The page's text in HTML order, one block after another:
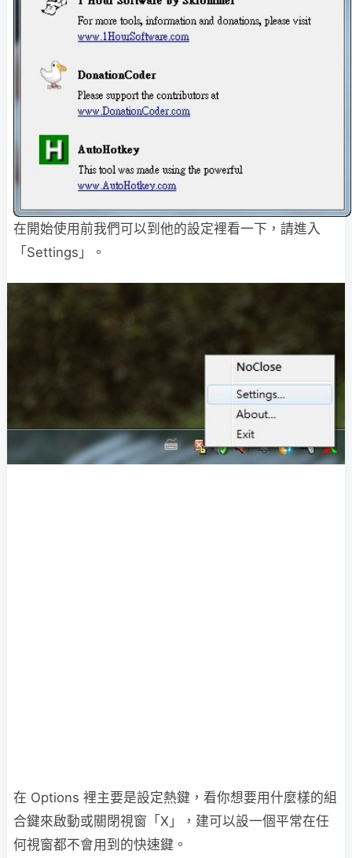
在開始使用前我們可以到他的設定裡看一下，請進入
「Settings」。
在 Options 裡主要是設定熱鍵，看你想要用什麼樣的組
合鍵來啟動或關閉視窗「X」，建可以設一個平常在任
何視窗都不會用到的快速鍵。